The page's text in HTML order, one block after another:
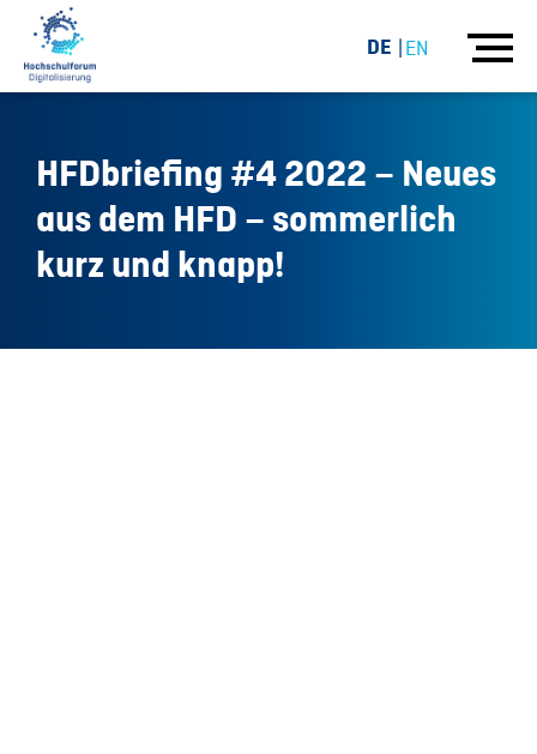
DE EN
HFDbriefing #4 2022 – Neues
aus dem HFD – sommerlich
kurz und knapp!